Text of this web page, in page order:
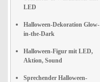
LED
Halloween-Dekoration Glow-
in-the-Dark
Halloween-Figur mit LED,
Aktion, Sound
Sprechender Halloween-